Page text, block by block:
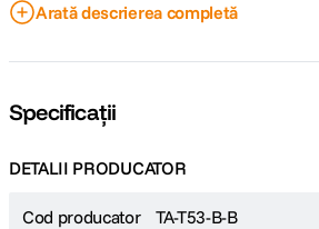
Optiuni de compatibilitate multiple
suruburi de 1/4"-20 sau 3/8"-16, un shoe
modul I/O, un maner superior pliabil, o placa
multe altele.
Arată descrierea completă
Specificații
DETALII PRODUCATOR
Cod producator TA-T53-B-B